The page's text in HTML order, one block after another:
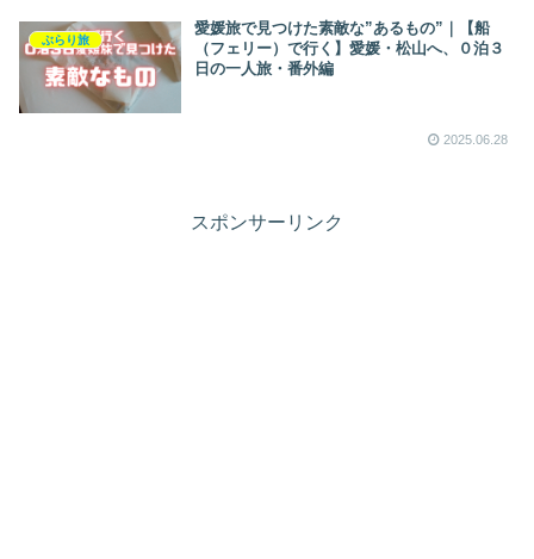
ぶらり旅
愛媛旅で見つけた素敵な”あるもの”｜【船
（フェリー）で行く】愛媛・松山へ、０泊３
日の一人旅・番外編
2025.06.28
スポンサーリンク